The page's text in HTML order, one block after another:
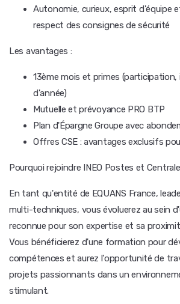
Autonomie, curieux, esprit d'équipe
respect des consignes de sécurité
Les avantages :
13ème mois et primes
d'année)
Mutuelle et prévoyance PRO BTP
Plan d'Épargne Groupe avec
Offres CSE : avantages exclusifs
Pourquoi rejoindre INEO Postes et
En tant qu'entité de EQUANS France,
multi-techniques, vous évoluerez au sein
reconnue pour son expertise et sa
Vous bénéficierez d'une formation pour
compétences et aurez l'opportunité de
projets passionnants dans un
stimulant.